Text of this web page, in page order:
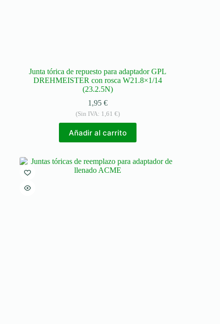
Junta tórica de repuesto para adaptador GPL
DREHMEISTER con rosca W21.8×1/14
(23.2.5N)
1,95€
(Sin IVA: 1,61€)
Añadir al carrito